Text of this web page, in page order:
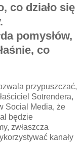
co działo się
pomysłów,
co
przypuszczać,
Sotrendera,
Social Media, że
będzie
zwłaszcza
kanały